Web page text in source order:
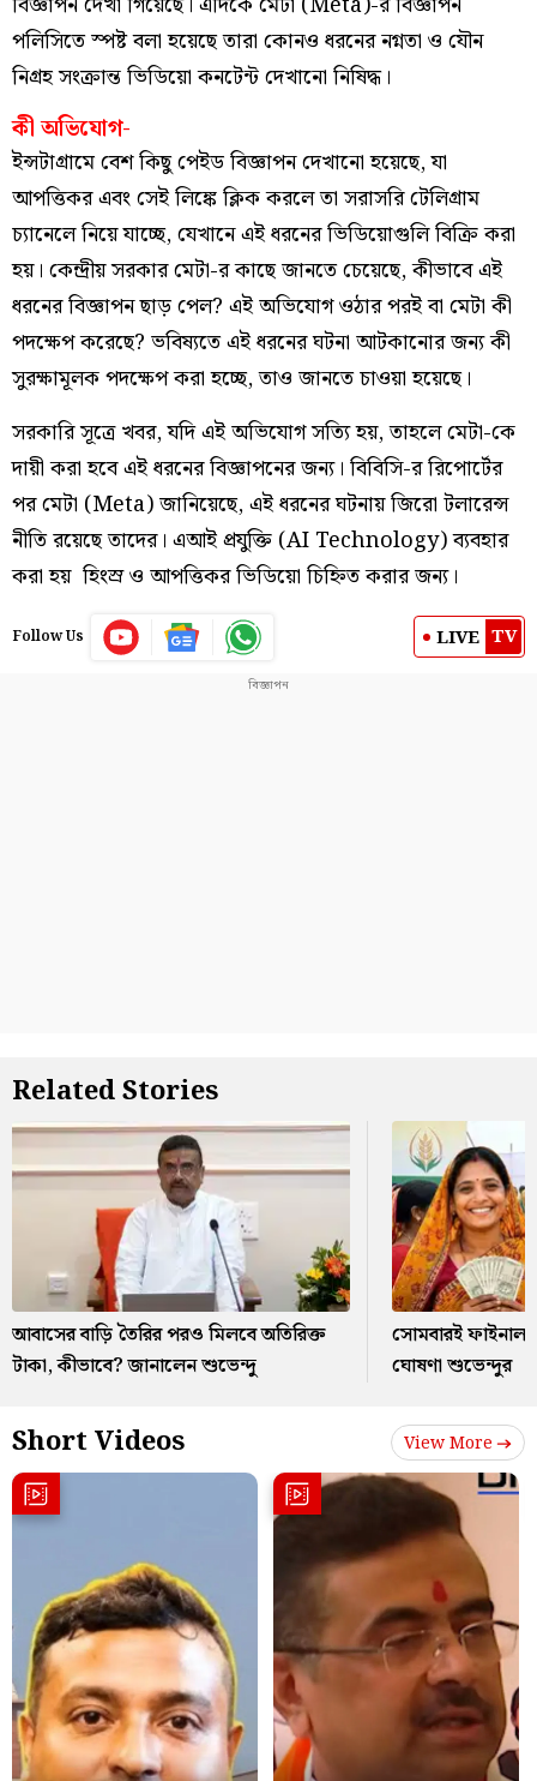
পলিসিতে স্পষ্ট বলা হয়েছে তারা কোনও ধরনের নগ্নতা ও যৌন
নিগ্রহ সংক্রান্ত ভিডিয়ো কনটেন্ট দেখানো নিষিদ্ধ।
কী অভিযোগ-
ইন্সটাগ্রামে বেশ কিছু পেইড বিজ্ঞাপন দেখানো হয়েছে, যা
আপত্তিকর এবং সেই লিঙ্কে ক্লিক করলে তা সরাসরি টেলিগ্রাম
চ্যানেলে নিয়ে যাচ্ছে, যেখানে এই ধরনের ভিডিয়োগুলি বিক্রি করা
হয়। কেন্দ্রীয় সরকার মেটা-র কাছে জানতে চেয়েছে, কীভাবে এই
ধরনের বিজ্ঞাপন ছাড় পেল? এই অভিযোগ ওঠার পরই বা মেটা কী
পদক্ষেপ করেছে? ভবিষ্যতে এই ধরনের ঘটনা আটকানোর জন্য কী
সুরক্ষামূলক পদক্ষেপ করা হচ্ছে, তাও জানতে চাওয়া হয়েছে।
সরকারি সূত্রে খবর, যদি এই অভিযোগ সত্যি হয়, তাহলে মেটা-কে
দায়ী করা হবে এই ধরনের বিজ্ঞাপনের জন্য। বিবিসি-র রিপোর্টের
পর মেটা (Meta) জানিয়েছে, এই ধরনের ঘটনায় জিরো টলারেন্স
নীতি রয়েছে তাদের। এআই প্রযুক্তি (AI Technology) ব্যবহার
করা হয় হিংস্র ও আপত্তিকর ভিডিয়ো চিহ্নিত করার জন্য।
Follow Us LIVE TV
Related Stories
আবাসের বাড়ি তৈরির পরও মিলবে অতিরিক্ত
টাকা, কীভাবে? জানালেন শুভেন্দু
সোমবারই ফাইনাল,
ঘোষণা শুভেন্দুর
Short Videos View More